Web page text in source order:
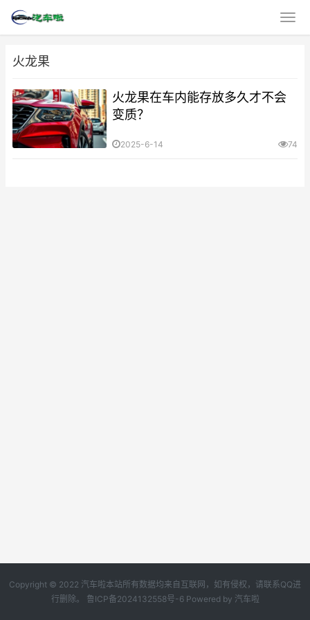
火龙果
火龙果在车内能存放多久才不会
变质？
2025-6-14 74
Copyright © 2022 汽车啦本站所有数据均来自互联网，如有侵权，请联系QQ进
行删除。 鲁ICP备2024132558号-6Powered by 汽车啦